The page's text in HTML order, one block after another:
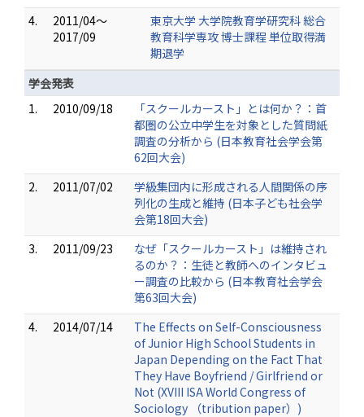
4.
2011/04～
2017/09
東京大学 大学院教育学研究科 総合
教育科学専攻 博士課程 単位取得満
期退学
学会発表
1.
2010/09/18
「スクールカースト」とは何か？：首
都圏の公立中学生を対象とした質問紙
調査の分析から (日本教育社会学会第
62回大会)
2.
2011/07/02
学級集団内に形成される人間関係の序
列化の生成と維持 (日本子ども社会学
会第18回大会)
3.
2011/09/23
なぜ「スクールカースト」は維持され
るのか？：生徒と教師へのインタビュ
ー調査の比較から (日本教育社会学会
第63回大会)
4.
2014/07/14
The Effects on Self-Consciousness
of Junior High School Students in
Japan Depending on the Fact That
They Have Boyfriend / Girlfriend or
Not (XVIII ISA World Congress of
Sociology （tribution paper）)